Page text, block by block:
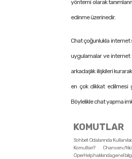
yöntemi olarak
edinme üzerinedir.
Chat çoğunlukla internet
uygulamalar ve internet
arkadaşlık ilişkileri
en çok dikkat edilmesi
Böylelikle chat yapma
KOMUTLAR
Sohbet Odalarında
Komutları? Chanserv/
OperHelp hakkında genel